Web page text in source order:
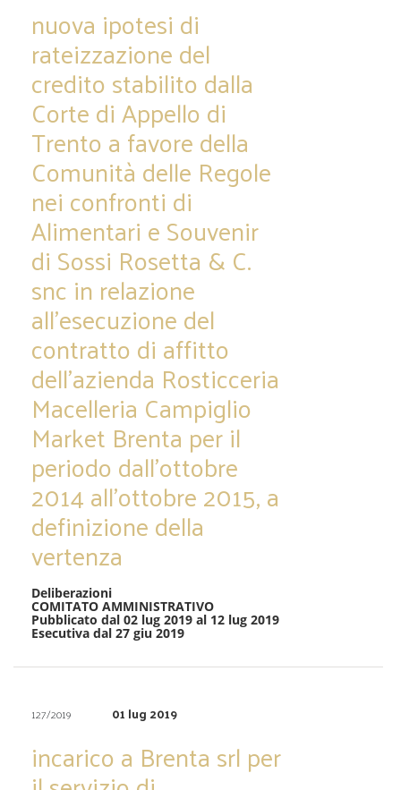
nuova ipotesi di
rateizzazione del
credito stabilito dalla
Corte di Appello di
Trento a favore della
Comunità delle Regole
nei confronti di
Alimentari e Souvenir
di Sossi Rosetta & C.
snc in relazione
all’esecuzione del
contratto di affitto
dell’azienda Rosticceria
Macelleria Campiglio
Market Brenta per il
periodo dall’ottobre
2014 all’ottobre 2015, a
definizione della
vertenza
Deliberazioni
COMITATO AMMINISTRATIVO
Pubblicato dal 02 lug 2019 al 12 lug 2019
Esecutiva dal 27 giu 2019
127/2019 01 lug 2019
incarico a Brenta srl per